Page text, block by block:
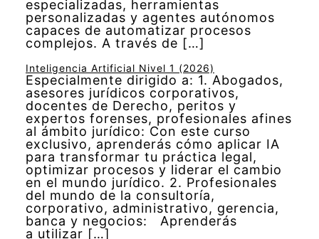
especializadas, herramientas
personalizadas y agentes autónomos
capaces de automatizar procesos
complejos. A través de […]
Inteligencia Artificial Nivel 1 (2026)
Especialmente dirigido a: 1. Abogados,
asesores jurídicos corporativos,
docentes de Derecho, peritos y
expertos forenses, profesionales afines
al ámbito jurídico: Con este curso
exclusivo, aprenderás cómo aplicar IA
para transformar tu práctica legal,
optimizar procesos y liderar el cambio
en el mundo jurídico. 2. Profesionales
del mundo de la consultoría,
corporativo, administrativo, gerencia,
banca y negocios: Aprenderás
a utilizar […]